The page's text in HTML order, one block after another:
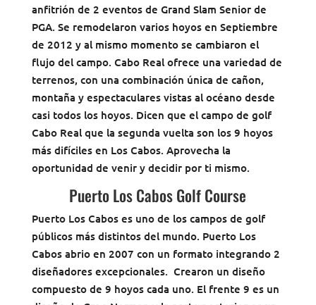
anfitrión de 2 eventos de Grand Slam Senior de
PGA. Se remodelaron varios hoyos en Septiembre
de 2012 y al mismo momento se cambiaron el
flujo del campo. Cabo Real ofrece una variedad de
terrenos, con una combinación única de cañon,
montaña y espectaculares vistas al océano desde
casi todos los hoyos. Dicen que el campo de golf
Cabo Real que la segunda vuelta son los 9 hoyos
más difíciles en Los Cabos. Aprovecha la
oportunidad de venir y decidir por ti mismo.
Puerto Los Cabos Golf Course
Puerto Los Cabos es uno de los campos de golf
públicos más distintos del mundo. Puerto Los
Cabos abrio en 2007 con un formato integrando 2
diseñadores excepcionales. Crearon un diseño
compuesto de 9 hoyos cada uno. El frente 9 es un